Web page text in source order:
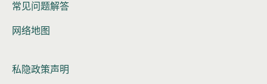
常见问题解答
网络地图
私隐政策声明